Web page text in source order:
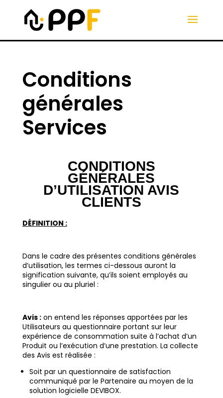
Conditions
générales
Services
CONDITIONS
GÉNÉRALES
D’UTILISATION AVIS
CLIENTS
DÉFINITION :
Dans le cadre des présentes conditions générales
d’utilisation, les termes ci-dessous auront la
signification suivante, qu’ils soient employés au
singulier ou au pluriel :
Avis :on entend les réponses apportées par les
Utilisateurs au questionnaire portant sur leur
expérience de consommation suite à l’achat d’un
Produit ou l’exécution d’une prestation. La collecte
des Avis est réalisée :
Soit par un questionnaire de satisfaction
communiqué par le Partenaire au moyen de la
solution logicielle DEVIBOX.